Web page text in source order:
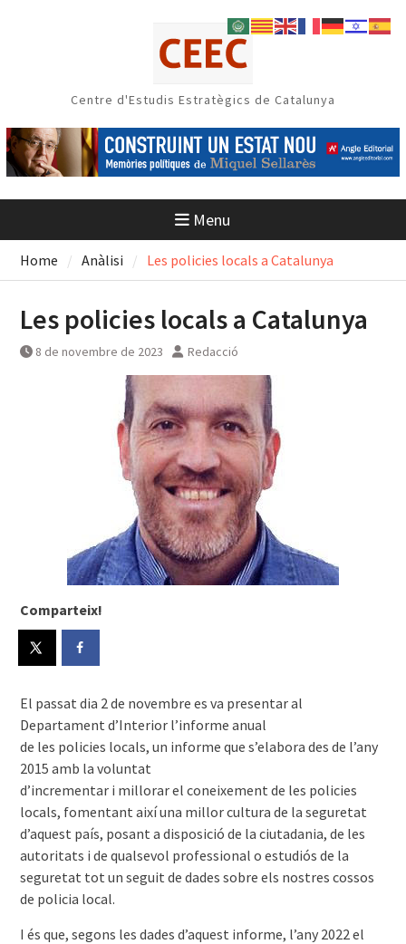
Centre d'Estudis Estratègics de Catalunya
Menu
Home Anàlisi Les policies locals a Catalunya
Les policies locals a Catalunya
8 de novembre de 2023 Redacció
Comparteix!
El passat dia 2 de novembre es va presentar al
Departament d’Interior l’informe anual
de les policies locals, un informe que s’elabora des de l’any
2015 amb la voluntat
d’incrementar i millorar el coneixement de les policies
locals, fomentant així una millor cultura de la seguretat
d’aquest país, posant a disposició de la ciutadania, de les
autoritats i de qualsevol professional o estudiós de la
seguretat tot un seguit de dades sobre els nostres cossos
de policia local.
I és que, segons les dades d’aquest informe, l’any 2022 el